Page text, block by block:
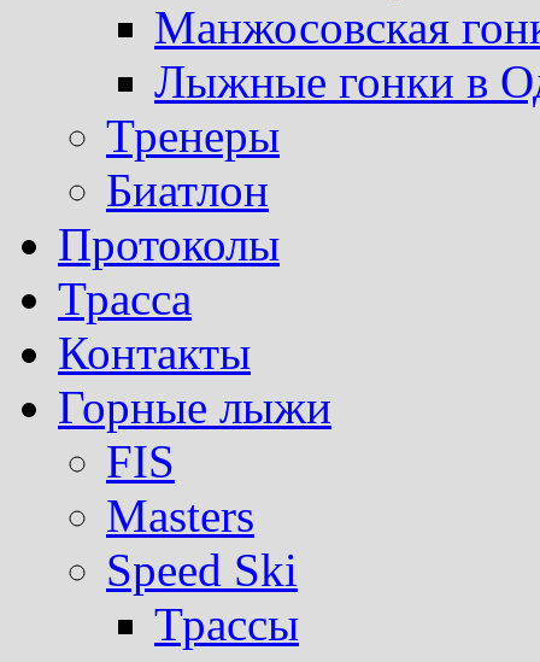
Манжосовская
Лыжные гонки в
Тренеры
Биатлон
Протоколы
Трасса
Контакты
Горные лыжи
FIS
Masters
Speed Ski
Трассы